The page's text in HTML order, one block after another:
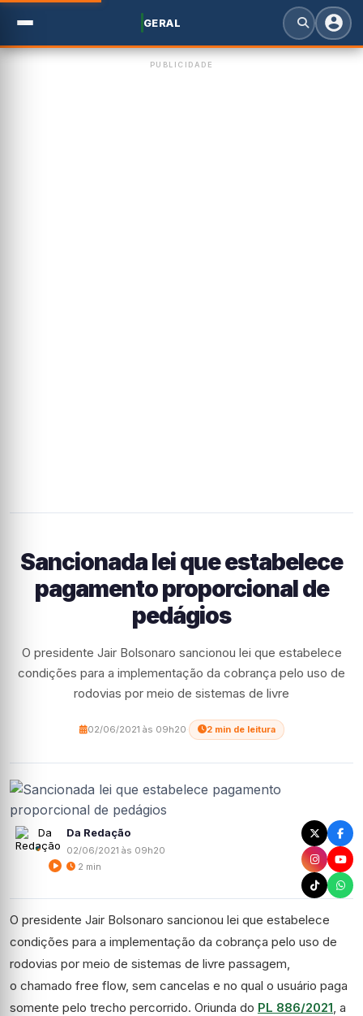
GERAL
PUBLICIDADE
Sancionada lei que estabelece
pagamento proporcional de
pedágios
O presidente Jair Bolsonaro sancionou lei que estabelece
condições para a implementação da cobrança pelo uso de
rodovias por meio de sistemas de livre
02/06/2021 às 09h20 2 min de leitura
Da Redação
02/06/2021 às 09h20
2 min
O presidente Jair Bolsonaro sancionou lei que estabelece
condições para a implementação da cobrança pelo uso de
rodovias por meio de sistemas de livre passagem,
o chamado free flow, sem cancelas e no qual o usuário paga
somente pelo trecho percorrido. Oriunda do PL 886/2021, a